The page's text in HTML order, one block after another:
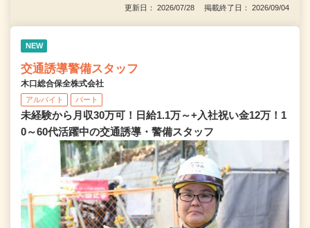
更新日： 2026/07/28 掲載終了日： 2026/09/04
NEW
交通誘導警備スタッフ
木口総合保全株式会社
アルバイト パート
未経験から月収30万可！日給1.1万～+入社祝い金12万！1
0～60代活躍中の交通誘導・警備スタッフ